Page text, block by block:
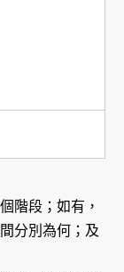
階段；如有，
分別為何；及